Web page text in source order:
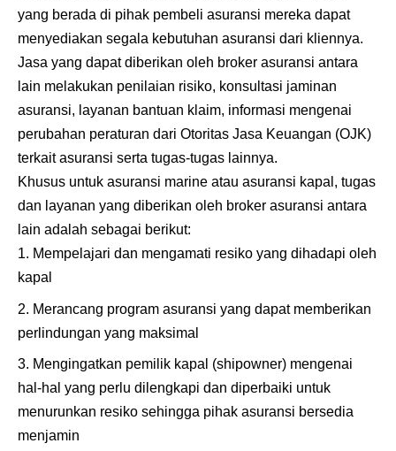
yang berada di pihak pembeli asuransi mereka dapat
menyediakan segala kebutuhan asuransi dari kliennya.
Jasa yang dapat diberikan oleh broker asuransi antara
lain melakukan penilaian risiko, konsultasi jaminan
asuransi, layanan bantuan klaim, informasi mengenai
perubahan peraturan dari Otoritas Jasa Keuangan (OJK)
terkait asuransi serta tugas-tugas lainnya.
Khusus untuk asuransi marine atau asuransi kapal, tugas
dan layanan yang diberikan oleh broker asuransi antara
lain adalah sebagai berikut:
Mempelajari dan mengamati resiko yang dihadapi oleh
kapal
Merancang program asuransi yang dapat memberikan
perlindungan yang maksimal
Mengingatkan pemilik kapal (shipowner) mengenai
hal-hal yang perlu dilengkapi dan diperbaiki untuk
menurunkan resiko sehingga pihak asuransi bersedia
menjamin